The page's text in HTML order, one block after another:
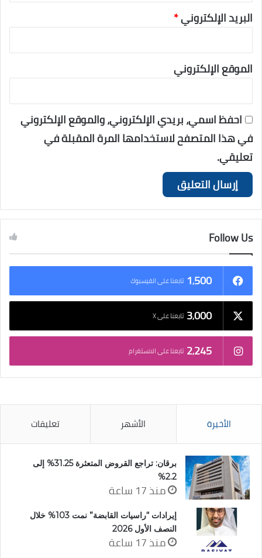
البريد الإلكتروني*
الموقع الإلكتروني
احفظ اسمي، بريدي الإلكتروني، والموقع الإلكتروني
في هذا المتصفح لاستخدامها المرة المقبلة في
تعليقي.
Follow Us
1٬500 تابعنا على الفيسبوك
3٬000 تابعنا على X
2٬245 تابعنا على الانستغرام
الأخيرة الأشهر تعليقات
برقان: تراجع القروض المتعثرة 31.25% إلى
2.2%
منذ 17 ساعة
إيرادات “راسيات القابضة” نمت 103% خلال
النصف الأول 2026
منذ 17 ساعة